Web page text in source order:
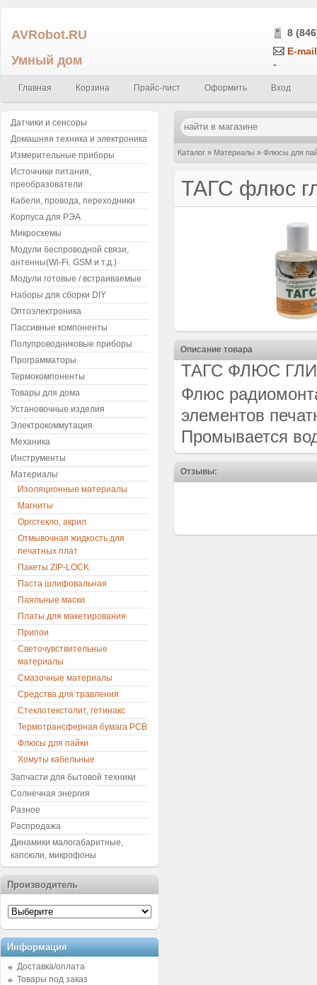
AVRobot.RU
Умный дом
8
E-
-
Главная Корзина Прайс-лист Оформить Вход
Каталог » Материалы » Флюсы для
ТАГС флюс
Описание товара
ТАГС ФЛЮС
Флюс
элементов
Промывается
Отзывы:
Датчики и сенсоры
Домашняя техника и электроника
Измерительные приборы
Источники питания,
преобразователи
Кабели, провода, переходники
Корпуса для РЭА
Микросхемы
Модули беспроводной связи,
антенны(Wi-Fi, GSM и т.д.)
Модули готовые / встраиваемые
Наборы для сборки DIY
Оптоэлектроника
Пассивные компоненты
Полупроводниковые приборы
Программаторы
Термокомпоненты
Товары для дома
Установочные изделия
Электрокоммутация
Механика
Инструменты
Материалы
Изоляционные материалы
Магниты
Оргстекло, акрил
Отмывочная жидкость для
печатных плат
Пакеты ZIP-LOCK
Паста шлифовальная
Паяльные маски
Платы для макетирования
Припои
Светочувствительные
материалы
Смазочные материалы
Средства для травления
Стеклотекстолит, гетинакс
Термотрансферная бумага PCB
Флюсы для пайки
Хомуты кабельные
Запчасти для бытовой техники
Солнечная энергия
Разное
Распродажа
Динамики малогабаритные,
капсюли, микрофоны
Производитель
Информация
Доставка/оплата
Товары под заказ